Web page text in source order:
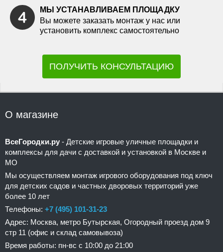
МЫ УСТАНАВЛИВАЕМ ПЛОЩАДКУ
Вы можете заказать монтаж у нас или
установить комплекс самостоятельно
ПОЛУЧИТЬ КОНСУЛЬТАЦИЮ
О магазине
ВсеГородки.ру - Детские игровые уличные площадки и
комплексы для дачи с доставкой и установкой в Москве и
МО
Мы осуществляем монтаж игрового оборудования под ключ
для детских садов и частных дворовых территорий уже
более 10 лет
Телефоны: +7 (495) 101-31-23
Адрес: Москва, метро Бутырская, Огородный проезд дом 9
стр 11 (офис и склад самовывоза)
Время работы: пн-вс с 10:00 до 21:00